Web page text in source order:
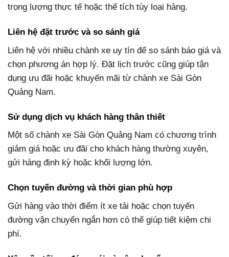
trọng lượng thực tế hoặc thể tích tùy loại hàng.
Liên hệ đặt trước và so sánh giá
Liên hệ với nhiều chành xe uy tín để so sánh báo giá và
chọn phương án hợp lý. Đặt lịch trước cũng giúp tận
dụng ưu đãi hoặc khuyến mãi từ chành xe Sài Gòn
Quảng Nam.
Sử dụng dịch vụ khách hàng thân thiết
Một số chành xe Sài Gòn Quảng Nam có chương trình
giảm giá hoặc ưu đãi cho khách hàng thường xuyên,
gửi hàng định kỳ hoặc khối lượng lớn.
Chọn tuyến đường và thời gian phù hợp
Gửi hàng vào thời điểm ít xe tải hoặc chọn tuyến
đường vận chuyển ngắn hơn có thể giúp tiết kiệm chi
phí.